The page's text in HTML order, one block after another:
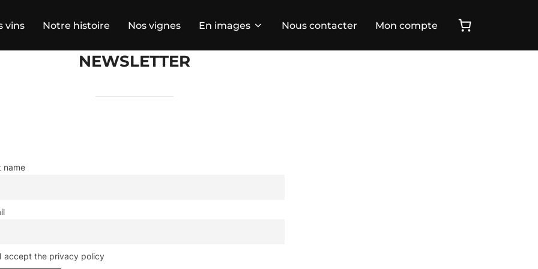
vins Notre histoire Nos vignes En images Nous contacter Mon compte
NEWSLETTER
name
I accept the privacy policy